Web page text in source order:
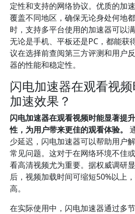
定性和支持的网络协议。优质的加
覆盖不同地区，确保无论身处何地
时，支持多平台使用的加速器可以
无论是手机、平板还是PC，都能获
议在选择前查阅第三方评测和用户
器的性能和稳定性。
闪电加速器在观看视
加速效果？
闪电加速器在观看视频时能显著提
性，为用户带来更佳的观看体验。
少延迟，闪电加速器可以帮助用户
常见问题。这对于在网络环境不佳
看高清视频尤为重要。据权威调研
后，视频加载时间可缩短50%以上
高。
在实际使用中，闪电加速器通过多